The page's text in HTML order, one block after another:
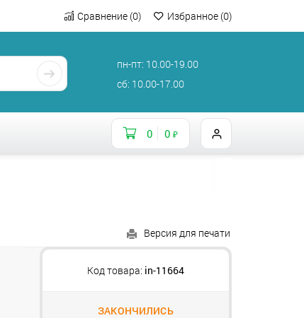
Сравнение (0) Избранное (0)
пн-пт: 10.00-19.00
сб: 10.00-17.00
0 0 ₽
Версия для печати
Код товара: in-11664
ЗАКОНЧИЛИСЬ